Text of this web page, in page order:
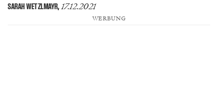
SARAH WETZLMAYR, 17.12.2021
WERBUNG